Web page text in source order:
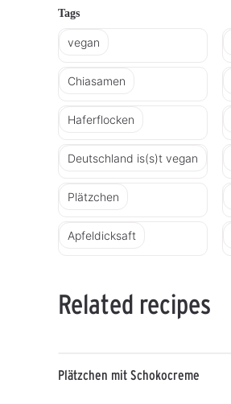
Tags
vegan
Chiasamen
Haferflocken
Deutschland is(s)t vegan
Plätzchen
Apfeldicksaft
Related recipes
Plätzchen mit Schokocreme